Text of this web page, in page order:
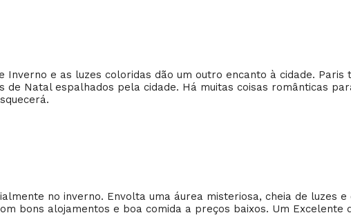
e as luzes coloridas dão um outro encanto à cidade.
Natal espalhados pela cidade. Há muitas coisas românticas
no inverno. Envolta uma áurea misteriosa, cheia de luzes
bons alojamentos e boa comida a preços baixos. Um Excelente